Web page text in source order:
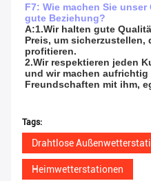
F7: Wie machen Sie
gute Beziehung?
A:1.Wir halten gute
Preis, um sicherzustellen,
profitieren.
2.Wir respektieren jeden
und wir machen aufrichtig
Freundschaften mit ihm,
Tags:
Drahtlose
Heimwetterstationen